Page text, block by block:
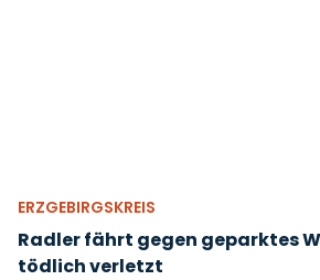
ERZGEBIRGSKREIS
Radler fährt gegen geparktes
tödlich verletzt